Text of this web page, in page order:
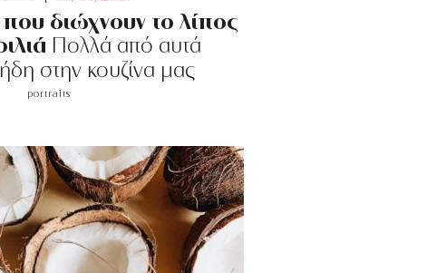
διώχνουν το λίπος
Πολλά από αυτά
στην κουζίνα μας
portraits